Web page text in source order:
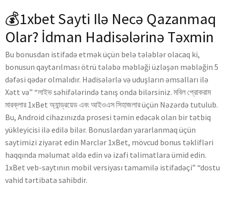
💰1xbet Sayti Ilə Necə Qazanmaq
Olar? İdman Hadisələrinə Təxmin
Bu bonusdan istifadə etmək üçün belə tələblər olacaq ki,
bonusun qaytarılması ötrü tələbə məbləği üzləşən məbləğin 5
dəfəsi qədər olmalıdır. Hadisələrlə və uduşların əmsalları ilə
Xətt və” “লাইভ səhifələrində tanış onda bilərsiniz. মবিল প্রোকরাম
মারক্লার 1xBet অ্যান্ড্রয়েড এবং আইওএস সিহাজলার üçün Nəzərdə tutulub.
Bu, Android cihazınızda prosesi təmin edəcək olan bir tətbiq
yükleyicisi ilə edilə bilər. Bonuslardan yararlanmaq üçün
saytimizi ziyarət edin Mərclər 1xBet, mövcud bonus təklifləri
haqqında məlumat əldə edin və izafi təlimatlara ümid edin.
1xBet veb-saytının mobil versiyası tamamilə istifadəçi” “dostu
vahid tərtibata sahibdir.